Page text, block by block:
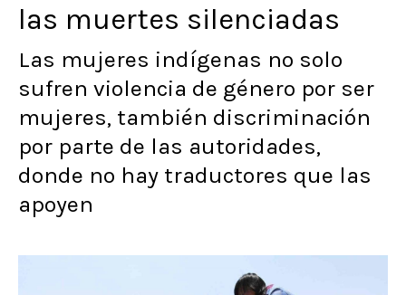
las muertes silenciadas
Las mujeres indígenas no solo
sufren violencia de género por ser
mujeres, también discriminación
por parte de las autoridades,
donde no hay traductores que las
apoyen